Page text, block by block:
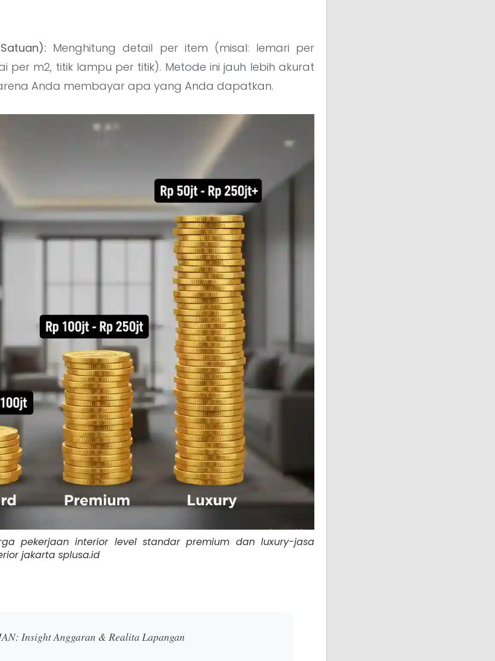
Menghitung detail per item (misal: lemari per
per m2, titik lampu per titik). Metode ini jauh lebih akurat
Anda membayar apa yang Anda dapatkan.
pekerjaan interior level standar premium dan luxury-jasa
jakarta splusa.id
Insight Anggaran & Realita Lapangan